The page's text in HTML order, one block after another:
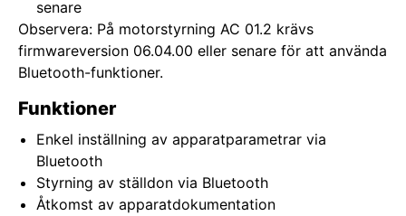
senare
Observera: På motorstyrning AC 01.2 krävs
firmwareversion 06.04.00 eller senare för att använda
Bluetooth-funktioner.
Funktioner
Enkel inställning av apparatparametrar via
Bluetooth
Styrning av ställdon via Bluetooth
Åtkomst av apparatdokumentation